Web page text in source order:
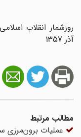
آذر 1357
مطالب مرتبط
عملیات برون‌مرزی